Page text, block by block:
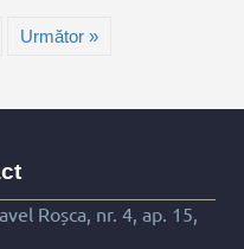
Următor »
Roșca, nr. 4, ap. 15,